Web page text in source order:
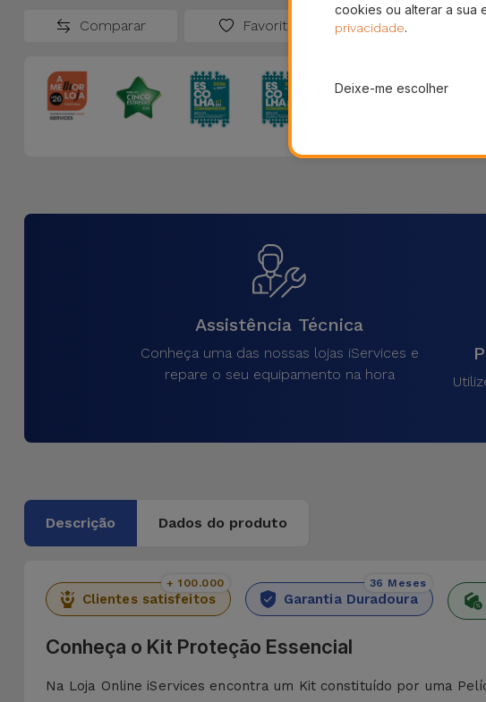
Comparar Favoritos
Assistência Técnica
Conheça uma das nossas lojas iServices e
repare o seu equipamento na hora
Descrição Dados do produto
Clientes satisfeitos
+ 100.000
Garantia Duradoura
36 Meses
Conheça o Kit Proteção Essencial
Na Loja Online iServices encontra um Kit constituído por uma
cookies ou alterar a sua
privacidade.
Deixe-me escolher